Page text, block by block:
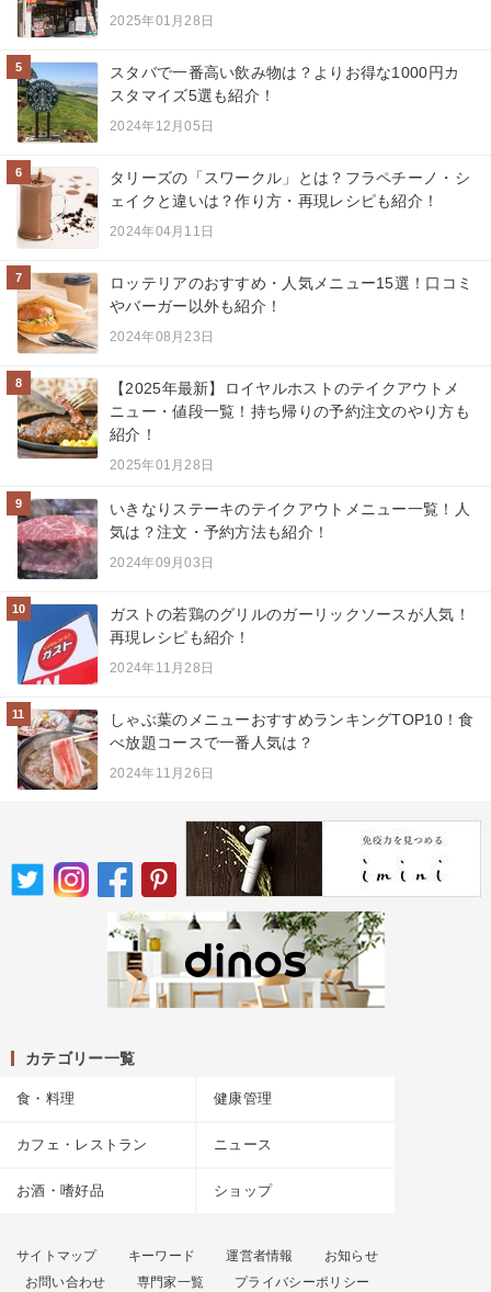
2025年01月28日
5
スタバで一番高い飲み物は？よりお得な1000円カ
スタマイズ5選も紹介！
2024年12月05日
6
タリーズの「スワークル」とは？フラペチーノ・シ
ェイクと違いは？作り方・再現レシピも紹介！
2024年04月11日
7
ロッテリアのおすすめ・人気メニュー15選！口コミ
やバーガー以外も紹介！
2024年08月23日
8
【2025年最新】ロイヤルホストのテイクアウトメ
ニュー・値段一覧！持ち帰りの予約注文のやり方も
紹介！
2025年01月28日
9
いきなりステーキのテイクアウトメニュー一覧！人
気は？注文・予約方法も紹介！
2024年09月03日
10
ガストの若鶏のグリルのガーリックソースが人気！
再現レシピも紹介！
2024年11月28日
11
しゃぶ葉のメニューおすすめランキングTOP10！食
べ放題コースで一番人気は？
2024年11月26日
カテゴリー一覧
食・料理 健康管理
カフェ・レストラン ニュース
お酒・嗜好品 ショップ
サイトマップ キーワード 運営者情報
お知らせ
お問い合わせ
専門家一覧 プライバシーポリシー